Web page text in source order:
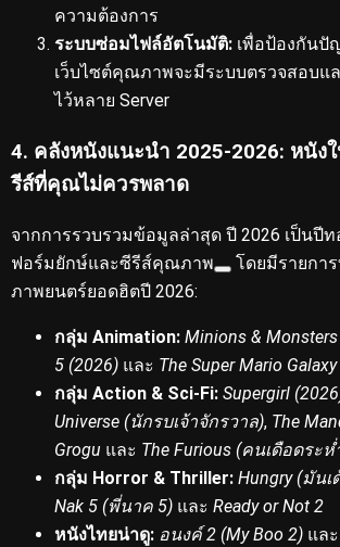
ความต้องการ
ระบบซ่อมไฟล์อัตโนมัติ: เพื่อป้องกันปั
เว็บไซต์คุณภาพจะมีระบบตรวจสอบแ
ไว้หลาย Server
4. คลังหนังแนะนำ 2025-2026: หนัง
รีส์ที่คุณไม่ควรพลาด
จากการรวบรวมข้อมูลล่าสุด ปี 2026 เป็นปี
ฟอร์มยักษ์และซีรีส์คุณภาพ
โดยมีรายกา
ภาพยนตร์ยอดฮิตปี 2026:
กลุ่ม Animation: Minions &
5 (2026) และ The Super Mario
กลุ่ม Action & Sci-Fi: Supergirl
Universe (นักรบเจ้าจักรวาล), The
Grogu และ The Furious (คนเดือดระห่
กลุ่ม Horror & Thriller: Hungry (มัน
Nak 5 (พี่นาค 5) และ Ready or Not 2
หนังไทยน่าดู: อนงค์ 2 (My Boo 2) และ